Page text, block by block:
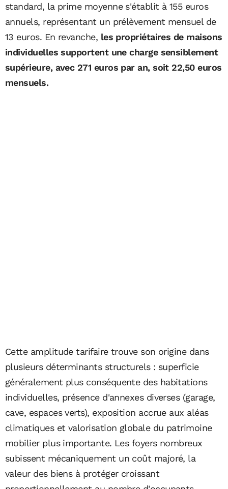
standard, la prime moyenne s'établit à 155 euros
annuels, représentant un prélèvement mensuel de
13 euros. En revanche, les propriétaires de maisons
individuelles supportent une charge sensiblement
supérieure, avec 271 euros par an, soit 22,50 euros
mensuels.
Cette amplitude tarifaire trouve son origine dans
plusieurs déterminants structurels : superficie
généralement plus conséquente des habitations
individuelles, présence d'annexes diverses (garage,
cave, espaces verts), exposition accrue aux aléas
climatiques et valorisation globale du patrimoine
mobilier plus importante. Les foyers nombreux
subissent mécaniquement un coût majoré, la
valeur des biens à protéger croissant